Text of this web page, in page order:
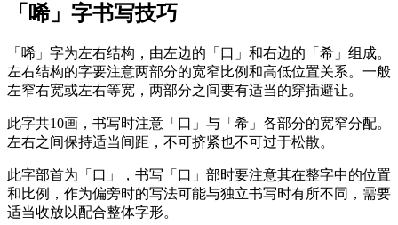
「唏」字书写技巧
「唏」字为左右结构，由左边的「口」和右边的「希」组成。
左右结构的字要注意两部分的宽窄比例和高低位置关系。一般
左窄右宽或左右等宽，两部分之间要有适当的穿插避让。
此字共10画，书写时注意「口」与「希」各部分的宽窄分配。
左右之间保持适当间距，不可挤紧也不可过于松散。
此字部首为「口」，书写「口」部时要注意其在整字中的位置
和比例，作为偏旁时的写法可能与独立书写时有所不同，需要
适当收放以配合整体字形。